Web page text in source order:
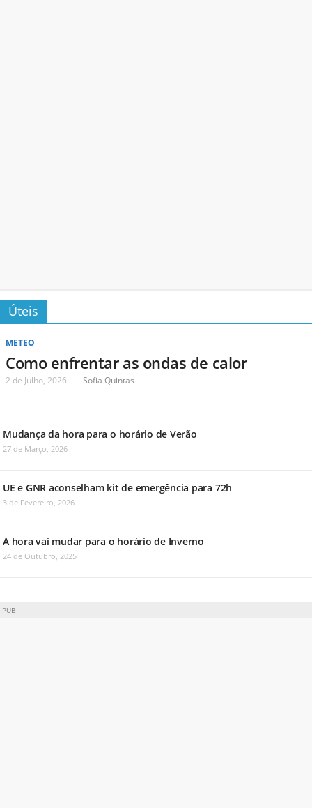
Úteis
METEO
Como enfrentar as ondas de calor
2 de Julho, 2026 Sofia Quintas
Mudança da hora para o horário de Verão
27 de Março, 2026
UE e GNR aconselham kit de emergência para 72h
3 de Fevereiro, 2026
A hora vai mudar para o horário de Inverno
24 de Outubro, 2025
PUB